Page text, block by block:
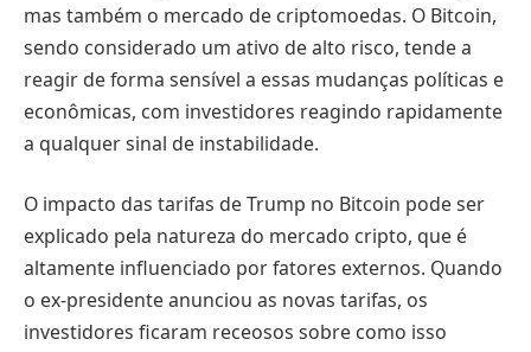
mas também o mercado de criptomoedas. O Bitcoin,
sendo considerado um ativo de alto risco, tende a
reagir de forma sensível a essas mudanças políticas e
econômicas, com investidores reagindo rapidamente
a qualquer sinal de instabilidade.
O impacto das tarifas de Trump no Bitcoin pode ser
explicado pela natureza do mercado cripto, que é
altamente influenciado por fatores externos. Quando
o ex-presidente anunciou as novas tarifas, os
investidores ficaram receosos sobre como isso